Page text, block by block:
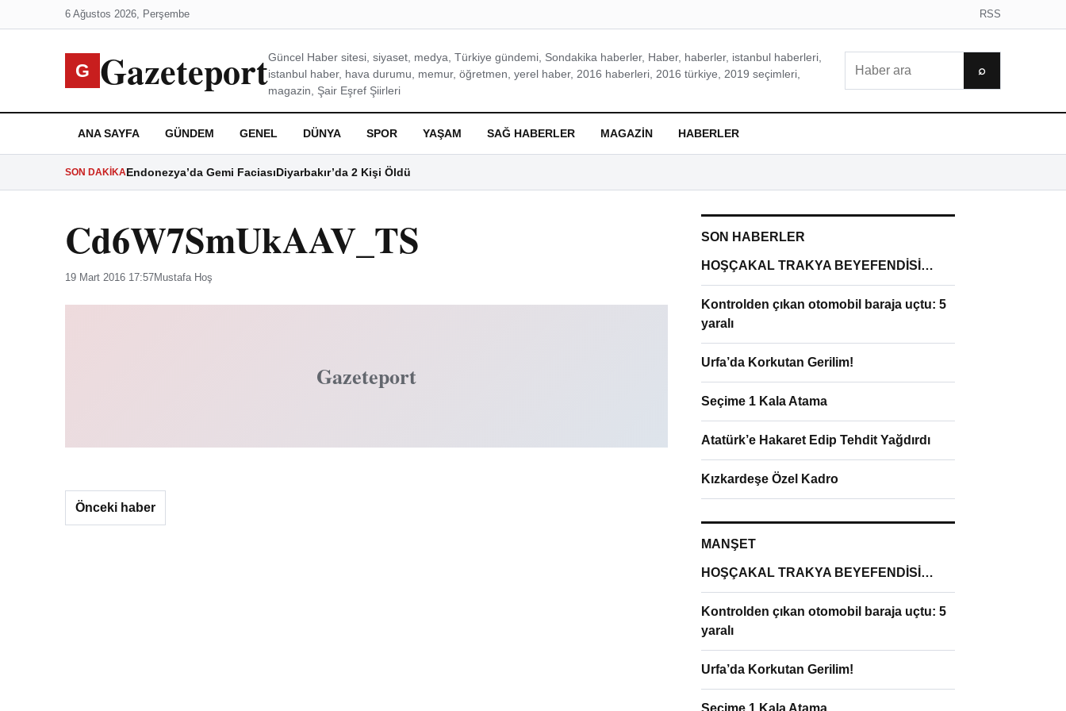
6 Ağustos 2026, Perşembe RSS
G GazeteportGüncel Haber sitesi, siyaset, medya, Türkiye gündemi, Sondakika haberler, Haber, haberler, istanbul haberleri,
istanbul haber, hava durumu, memur, öğretmen, yerel haber, 2016 haberleri, 2016 türkiye, 2019 seçimleri,
magazin, Şair Eşref Şiirleri
⌕
ANA SAYFA GÜNDEM GENEL DÜNYA SPOR YAŞAM SAĞ HABERLER MAGAZIN HABERLER
SON DAKIKAEndonezya’da Gemi FaciasıDiyarbakır’da 2 Kişi Öldü
Cd6W7SmUkAAV_TS
19 Mart 2016 17:57Mustafa Hoş
Gazeteport
Önceki haber
SON HABERLER
HOŞÇAKAL TRAKYA BEYEFENDİSİ…
Kontrolden çıkan otomobil baraja uçtu: 5
yaralı
Urfa’da Korkutan Gerilim!
Seçime 1 Kala Atama
Atatürk’e Hakaret Edip Tehdit Yağdırdı
Kızkardeşe Özel Kadro
MANŞET
HOŞÇAKAL TRAKYA BEYEFENDİSİ…
Kontrolden çıkan otomobil baraja uçtu: 5
yaralı
Urfa’da Korkutan Gerilim!
Seçime 1 Kala Atama